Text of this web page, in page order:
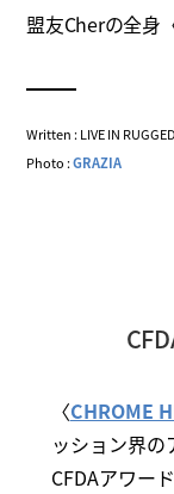
盟友Cherの全身
Written : LIVE IN RUGGED
Photo :GRAZIA
〈CHROME
ッション界
CFDAアワー